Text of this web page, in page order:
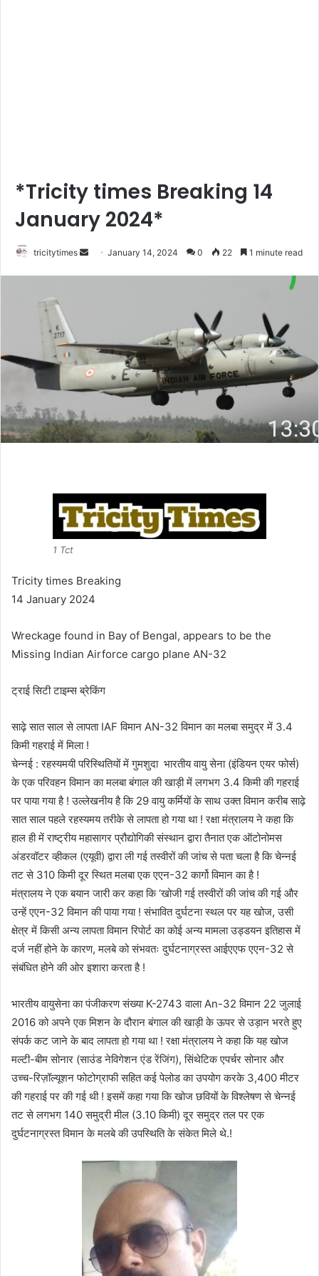
*Tricity times Breaking 14
January 2024*
tricitytimes
SendJanuary 14, 2024 0 22 1 minute read
1 Tct
Tricity times Breaking
14 January 2024
Wreckage found in Bay of Bengal, appears to be the
Missing Indian Airforce cargo plane AN-32
ट्राई सिटी टाइम्स ब्रेकिंग
साढ़े सात साल से लापता IAF विमान AN-32 विमान का मलबा समुद्र में 3.4
किमी गहराई में मिला !
चेन्नई : रहस्यमयी परिस्थितियों में गुमशुदा भारतीय वायु सेना (इंडियन एयर फोर्स)
के एक परिवहन विमान का मलबा बंगाल की खाड़ी में लगभग 3.4 किमी की गहराई
पर पाया गया है ! उल्लेखनीय है कि 29 वायु कर्मियों के साथ उक्त विमान करीब साढ़े
सात साल पहले रहस्यमय तरीके से लापता हो गया था ! रक्षा मंत्रालय ने कहा कि
हाल ही में राष्ट्रीय महासागर प्रौद्योगिकी संस्थान द्वारा तैनात एक ऑटोनोमस
अंडरवॉटर व्हीकल (एयूवी) द्वारा ली गई तस्वीरों की जांच से पता चला है कि चेन्नई
तट से 310 किमी दूर स्थित मलबा एक एएन-32 कार्गो विमान का है !
मंत्रालय ने एक बयान जारी कर कहा कि ‘खोजी गई तस्वीरों की जांच की गई और
उन्हें एएन-32 विमान की पाया गया ! संभावित दुर्घटना स्थल पर यह खोज, उसी
क्षेत्र में किसी अन्य लापता विमान रिपोर्ट का कोई अन्य मामला उड्डयन इतिहास में
दर्ज नहीं होने के कारण, मलबे को संभवतः दुर्घटनाग्रस्त आईएएफ एएन-32 से
संबंधित होने की ओर इशारा करता है !
भारतीय वायुसेना का पंजीकरण संख्या K-2743 वाला An-32 विमान 22 जुलाई
2016 को अपने एक मिशन के दौरान बंगाल की खाड़ी के ऊपर से उड़ान भरते हुए
संपर्क कट जाने के बाद लापता हो गया था ! रक्षा मंत्रालय ने कहा कि यह खोज
मल्टी-बीम सोनार (साउंड नेविगेशन एंड रेंजिंग), सिंथेटिक एपर्चर सोनार और
उच्च-रिज़ॉल्यूशन फोटोग्राफी सहित कई पेलोड का उपयोग करके 3,400 मीटर
की गहराई पर की गई थी ! इसमें कहा गया कि खोज छवियों के विश्लेषण से चेन्नई
तट से लगभग 140 समुद्री मील (3.10 किमी) दूर समुद्र तल पर एक
दुर्घटनाग्रस्त विमान के मलबे की उपस्थिति के संकेत मिले थे.!